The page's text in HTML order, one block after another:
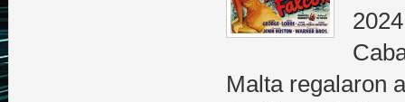
Malta regalaron